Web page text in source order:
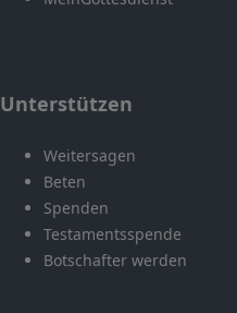
Unterstützen
Weitersagen
Beten
Spenden
Testamentsspende
Botschafter werden